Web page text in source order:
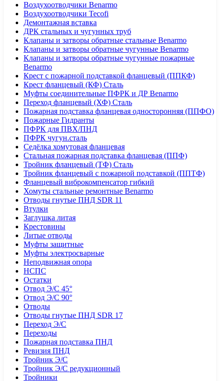
Воздухоотводчики Benarmo
Воздухоотводчики Tecofi
Демонтажная вставка
ДРК стальных и чугунных труб
Клапаны и затворы обратные стальные Benarmo
Клапаны и затворы обратные чугунные Benarmo
Клапаны и затворы обратные чугунные пожарные
Benarmo
Крест с пожарной подставкой фланцевый (ППКФ)
Крест фланцевый (КФ) Сталь
Муфты соединительные ПФРК и ДР Benarmo
Переход фланцевый (ХФ) Сталь
Пожарная подставка фланцевая односторонняя (ППФО)
Пожарные Гидранты
ПФРК для ПВХ/ПНД
ПФРК чугун.сталь
Седёлка хомутовая фланцевая
Стальная пожарная подставка фланцевая (ППФ)
Тройник фланцевый (ТФ) Сталь
Тройник фланцевый с пожарной подставкой (ППТФ)
Фланцевый виброкомпенсатор гибкий
Хомуты стальные ремонтные Benarmo
Отводы гнутые ПНД SDR 11
Втулки
Заглушка литая
Крестовины
Литые отводы
Муфты защитные
Муфты электросварные
Неподвижная опора
НСПС
Остатки
Отвод Э/С 45°
Отвод Э/С 90°
Отводы
Отводы гнутые ПНД SDR 17
Переход Э/С
Переходы
Пожарная подставка ПНД
Ревизия ПНД
Тройник Э/С
Тройник Э/С редукционный
Тройники